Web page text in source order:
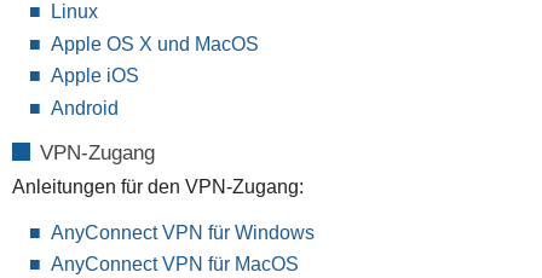
Linux
Apple OS X und MacOS
Apple iOS
Android
VPN-Zugang
Anleitungen für den VPN-Zugang:
AnyConnect VPN für Windows
AnyConnect VPN für MacOS